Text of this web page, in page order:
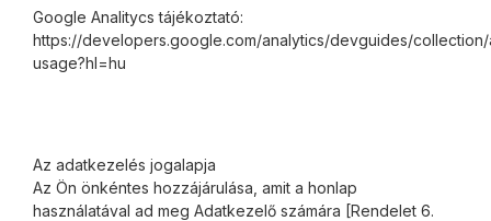
Google Analitycs tájékoztató:
https://developers.google.com/analytics/devguides/
usage?hl=hu
Az adatkezelés jogalapja
Az Ön önkéntes hozzájárulása, amit a honlap
használatával ad meg Adatkezelő számára [Rendelet 6.